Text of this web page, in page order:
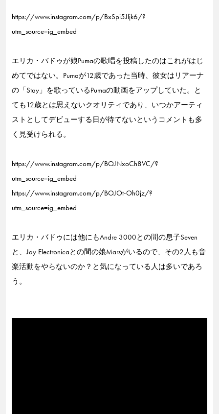
https://www.instagram.com/p/BxSpi5Jljk6/?
utm_source=ig_embed
エリカ・バドゥが娘Pumaの歌唱を投稿したのはこれがはじ
めてではない。Pumaが12歳であった当時、彼女はリアーナ
の「Stay」を歌っているPumaの動画をアップしていた。と
ても12歳とは思えないクオリティであり、いつかアーティ
ストとしてデビューする日が待てないというコメントも多
く見受けられる。
https://www.instagram.com/p/BOJNxoCh8VC/?
utm_source=ig_embed
https://www.instagram.com/p/BOJOt-Oh0jz/?
utm_source=ig_embed
エリカ・バドゥには他にもAndre 3000との間の息子Seven
と、Jay Electronicaとの間の娘Marsがいるので、その2人も音
楽活動をやらないのか？と気になっている人は多いであろ
う。